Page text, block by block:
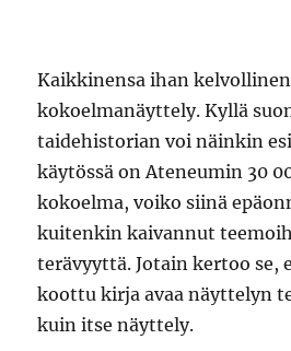
Kaikkinensa ihan
kokoelmanäyttely. Kyllä
taidehistorian voi näinkin
käytössä on Ateneumin 30
kokoelma, voiko siinä
kuitenkin kaivannut
terävyyttä. Jotain kertoo se,
koottu kirja avaa näyttelyn
kuin itse näyttely.